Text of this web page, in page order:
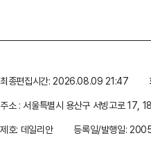
최종편집시간: 2026.08.09 21:47
주소 : 서울특별시 용산구 서빙고로 17,
제호: 데일리안
등록일/발행일: